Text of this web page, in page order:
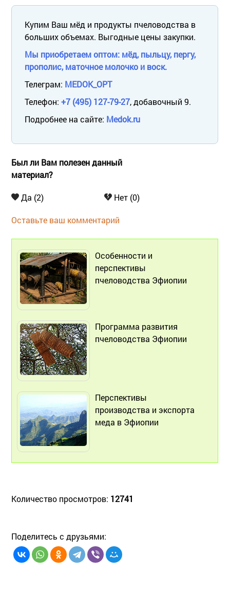
Купим Ваш мёд и продукты пчеловодства в
больших объемах. Выгодные цены закупки.
Мы приобретаем оптом: мёд, пыльцу, пергу,
прополис, маточное молочко и воск.
Телеграм: MEDOK_OPT
Телефон: +7 (495) 127-79-27, добавочный 9.
Подробнее на сайте: Medok.ru
Был ли Вам полезен данный
материал?
Да (2) Нет (0)
Оставьте ваш комментарий
Особенности и
перспективы
пчеловодства Эфиопии
Программа развития
пчеловодства Эфиопии
Перспективы
производства и экспорта
меда в Эфиопии
Количество просмотров: 12741
Поделитесь с друзьями: